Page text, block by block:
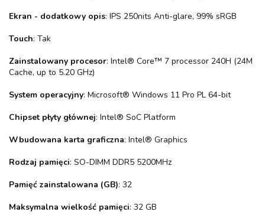
Ekran - dodatkowy opis: IPS 250nits Anti-glare, 99% sRGB
Touch: Tak
Zainstalowany procesor: Intel® Core™ 7 processor 240H (24M
Cache, up to 5.20 GHz)
System operacyjny: Microsoft® Windows 11 Pro PL 64-bit
Chipset płyty głównej: Intel® SoC Platform
Wbudowana karta graficzna: Intel® Graphics
Rodzaj pamięci: SO-DIMM DDR5 5200MHz
Pamięć zainstalowana (GB): 32
Maksymalna wielkość pamięci: 32 GB